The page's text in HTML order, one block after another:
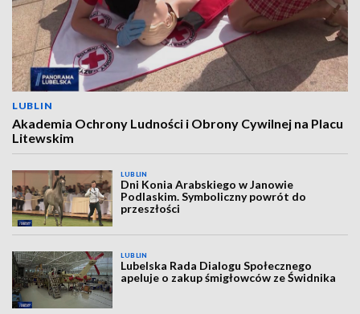
LUBLIN
Akademia Ochrony Ludności i Obrony Cywilnej na Placu
Litewskim
LUBLIN
Dni Konia Arabskiego w Janowie
Podlaskim. Symboliczny powrót do
przeszłości
LUBLIN
Lubelska Rada Dialogu Społecznego
apeluje o zakup śmigłowców ze Świdnika